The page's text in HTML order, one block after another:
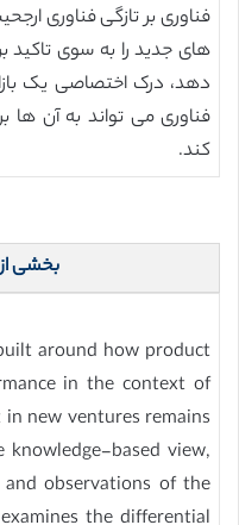
فناوری بر تازگی فناوری
های جدید را به سوی تاکید
دهد، درک اختصاصی یک
فناوری می تواند به آن ها
کند.
بخشی
around how product
in the context of
new ventures remains
based view,
observations of the